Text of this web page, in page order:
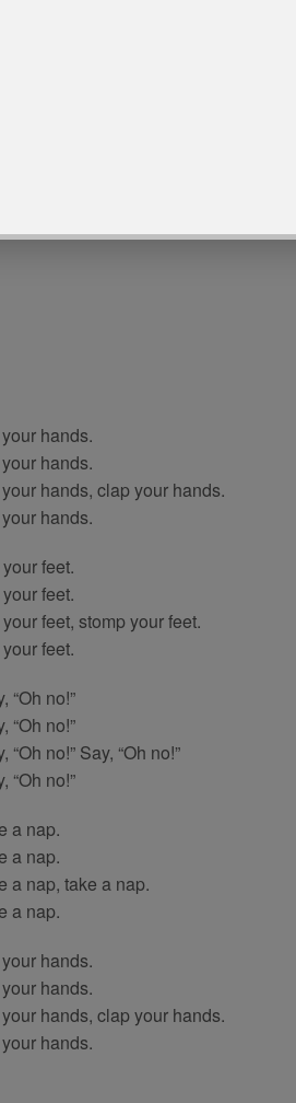
ilerleme
hands.
hands.
hands, clap your hands.
hands.
feet.
feet.
feet, stomp your feet.
feet.
“Oh no!”
“Oh no!”
no!” Say, “Oh no!”
“Oh no!”
a nap.
a nap.
a nap, take a nap.
a nap.
hands.
hands.
hands, clap your hands.
hands.